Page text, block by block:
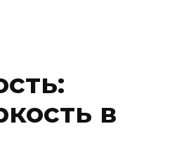
в